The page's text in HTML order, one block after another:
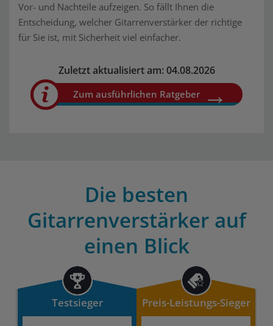
Vor- und Nachteile aufzeigen. So fällt Ihnen die
Entscheidung, welcher Gitarrenverstärker der richtige
für Sie ist, mit Sicherheit viel einfacher.
Zuletzt aktualisiert am: 04.08.2026
Zum ausführlichen Ratgeber
Die besten
Gitarrenverstärker auf
einen Blick
Testsieger Preis-Leistungs-Sieger